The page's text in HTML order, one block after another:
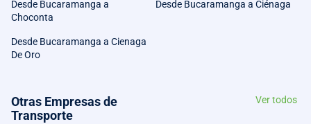
Desde Bucaramanga a
Choconta
Desde Bucaramanga a Ciénaga
Desde Bucaramanga a Cienaga
De Oro
Otras Empresas de
Transporte
Ver todos